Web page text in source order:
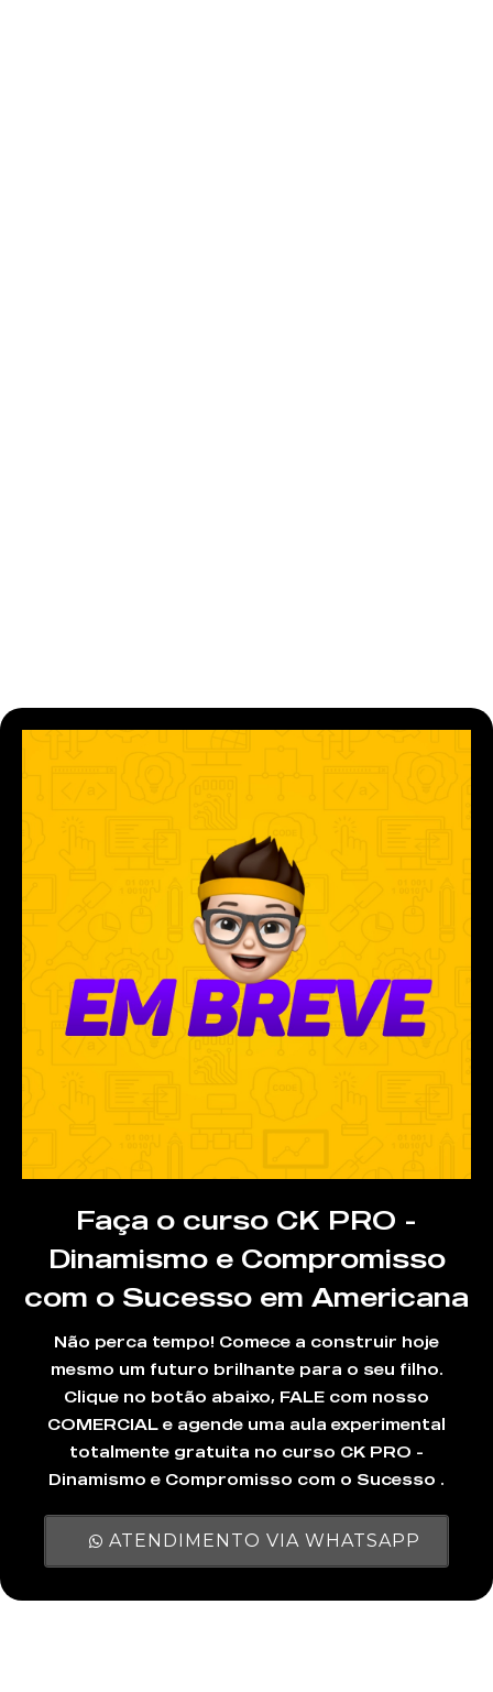
Faça o curso CK PRO -
Dinamismo e Compromisso
com o Sucesso em Americana
Não perca tempo! Comece a construir hoje
mesmo um futuro brilhante para o seu filho.
Clique no botão abaixo, FALE com nosso
COMERCIAL e agende uma aula experimental
totalmente gratuita no curso CK PRO -
Dinamismo e Compromisso com o Sucesso .
ATENDIMENTO VIA WHATSAPP